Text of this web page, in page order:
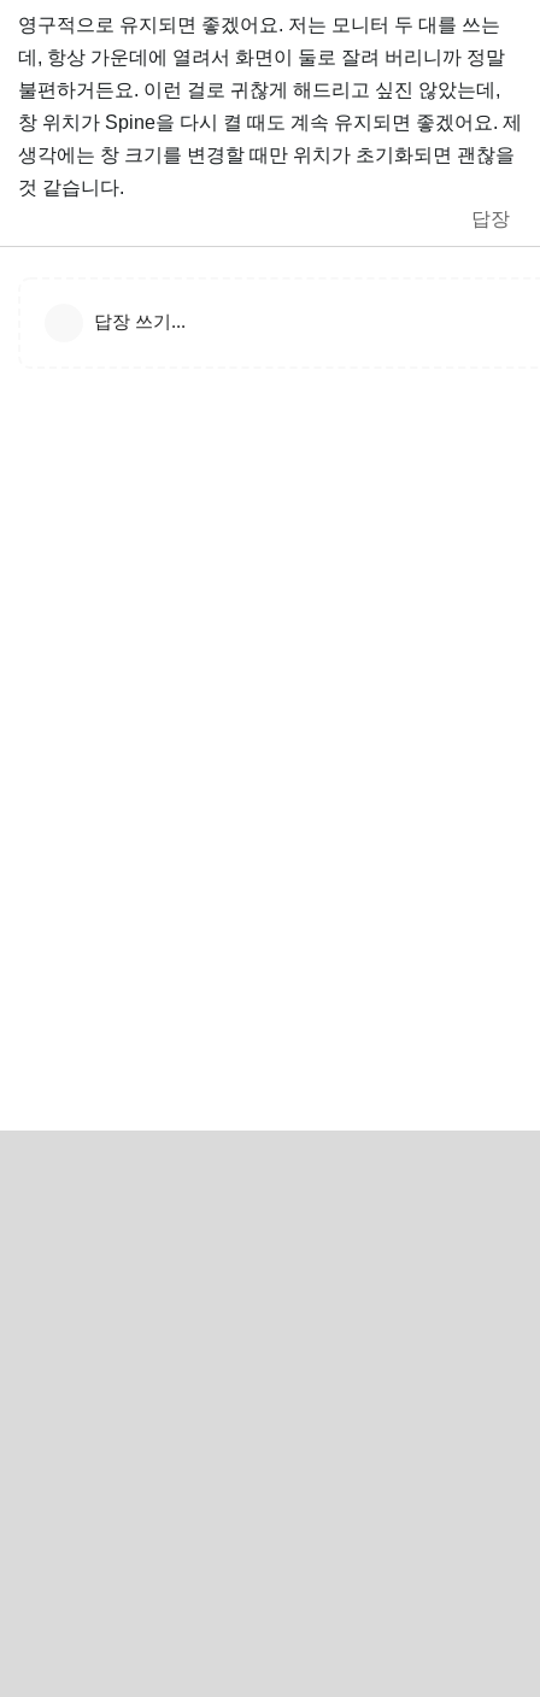
영구적으로 유지되면 좋겠어요. 저는 모니터 두 대를 쓰는
데, 항상 가운데에 열려서 화면이 둘로 잘려 버리니까 정말
불편하거든요. 이런 걸로 귀찮게 해드리고 싶진 않았는데,
창 위치가 Spine을 다시 켤 때도 계속 유지되면 좋겠어요. 제
생각에는 창 크기를 변경할 때만 위치가 초기화되면 괜찮을
것 같습니다.
답장
답장 쓰기...